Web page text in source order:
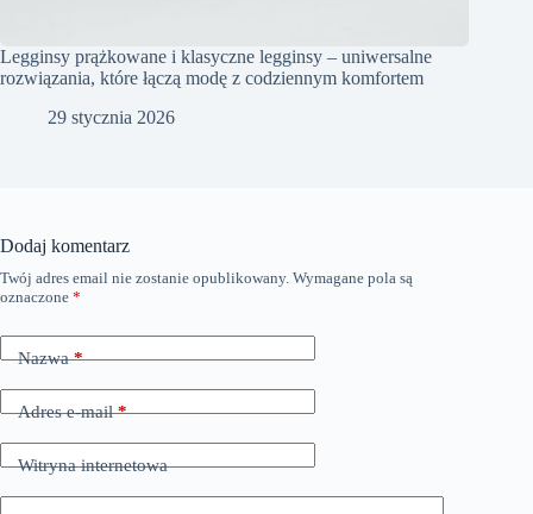
Legginsy prążkowane i klasyczne legginsy – uniwersalne
rozwiązania, które łączą modę z codziennym komfortem
29 stycznia 2026
Dodaj komentarz
Twój adres email nie zostanie opublikowany. Wymagane pola są
oznaczone *
Nazwa*
Adres e-mail*
Witryna internetowa